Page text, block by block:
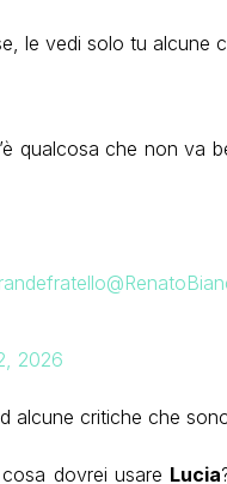
le vedi solo tu alcune
qualcosa che non va
2026
alcune critiche che
dovrei usare Lucia